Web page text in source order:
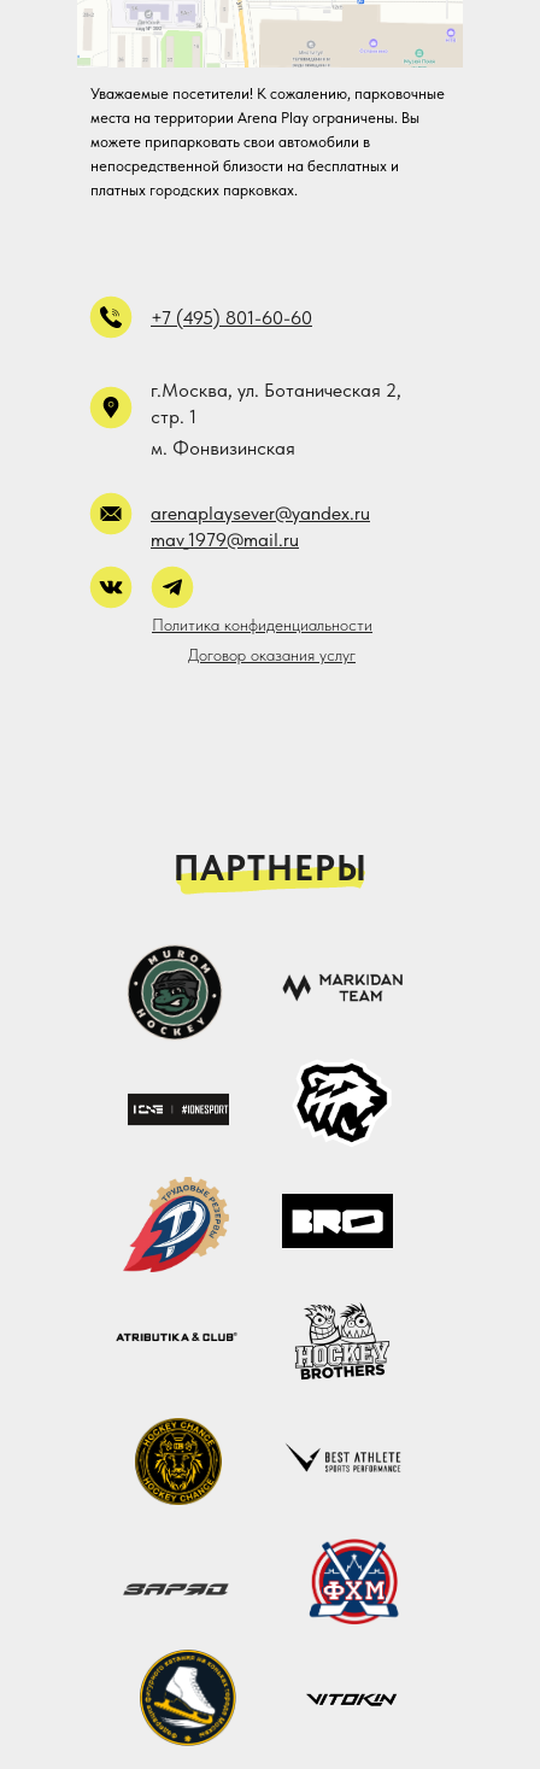
arenaplaysever@yandex.ru
+7 (495) 801-60-60
Политика конфиденциальности
г.Москва, ул. Ботаническая 2,
стр. 1
м. Фонвизинская
Уважаемые посетители! К сожалению, парковочные
места на территории Arena Play ограничены. Вы
можете припарковать свои автомобили в
непосредственной близости на бесплатных и
платных городских парковках.
mav_1979@mail.ru
Договор оказания услуг
ПАРТНЕРЫ